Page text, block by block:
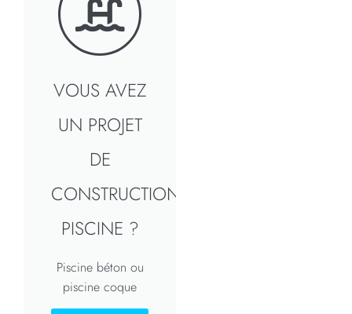
VOUS AVEZ
UN PROJET
DE
CONSTRUCTION
PISCINE ?
Piscine béton ou
piscine coque